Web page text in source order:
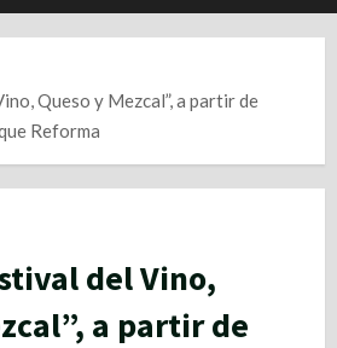
Queso y Mezcal”, a partir de
Reforma
del Vino,
a partir de